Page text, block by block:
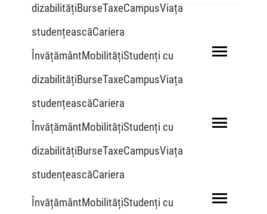
dizabilitățiBurseTaxeCampusViața
studențeascăCariera
ÎnvățământMobilitățiStudenți cu
dizabilitățiBurseTaxeCampusViața
studențeascăCariera
ÎnvățământMobilitățiStudenți cu
dizabilitățiBurseTaxeCampusViața
studențeascăCariera
ÎnvățământMobilitățiStudenți cu